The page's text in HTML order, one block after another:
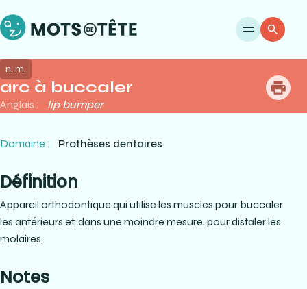
arc à buccaler
n. m.
Anglais : lip bumper
Domaine : Prothèses dentaires
Définition
Appareil orthodontique qui utilise les muscles pour buccaler
les antérieurs et, dans une moindre mesure, pour distaler les
molaires.
Notes